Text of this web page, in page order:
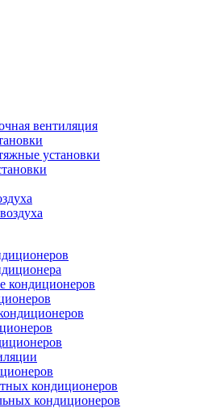
вентиляция
установки
кондиционеров
кондиционеров
кондиционеров